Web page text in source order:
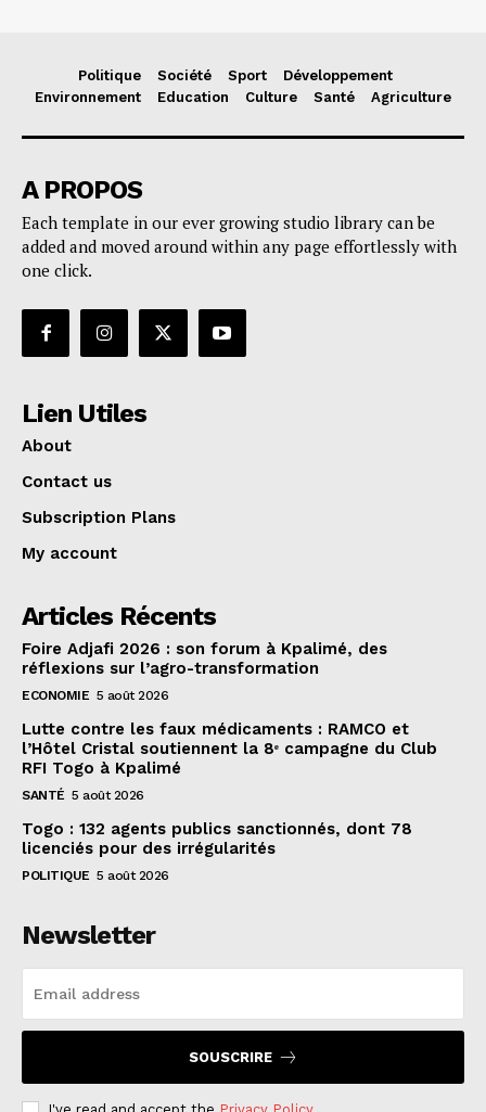
Politique Société Sport
Développement
Environnement
Education Culture Santé Agriculture
A PROPOS
Each template in our ever growing studio library can be
added and moved around within any page effortlessly with
one click.
Lien Utiles
About
Contact us
Subscription Plans
My account
Articles Récents
Foire Adjafi 2026 : son forum à Kpalimé, des
réflexions sur l’agro-transformation
ECONOMIE 5 août 2026
Lutte contre les faux médicaments : RAMCO et
l’Hôtel Cristal soutiennent la 8ᵉ campagne du Club
RFI Togo à Kpalimé
SANTÉ 5 août 2026
Togo : 132 agents publics sanctionnés, dont 78
licenciés pour des irrégularités
POLITIQUE 5 août 2026
Newsletter
SOUSCRIRE